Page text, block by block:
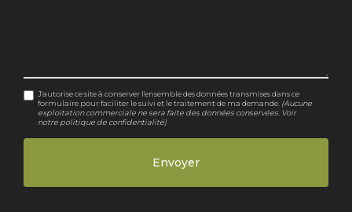
J'autorise ce site à conserver l'ensemble des données transmises dans ce
formulaire pour faciliter le suivi et le traitement de ma demande. (Aucune
exploitation commerciale ne sera faite des données conservées. Voir
notre politique de confidentialité)